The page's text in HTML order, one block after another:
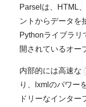
Parselは、HTML
ントからデータを
Pythonライブラリ
開されているオー
内部的には高速な
り、lxmlのパワー
ドリーなインター